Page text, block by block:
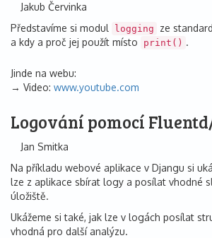
Jakub Červinka
Představíme si modul
logging
ze
a kdy a proč jej použít místo
print() .
Jinde na webu:
Video: www.youtube.com
Logování pomocí
Jan Smitka
Na příkladu webové aplikace v Djangu si
lze z aplikace sbírat logy a posílat vhodné
úložiště.
Ukážeme si také, jak lze v logách posílat
vhodná pro další analýzu.